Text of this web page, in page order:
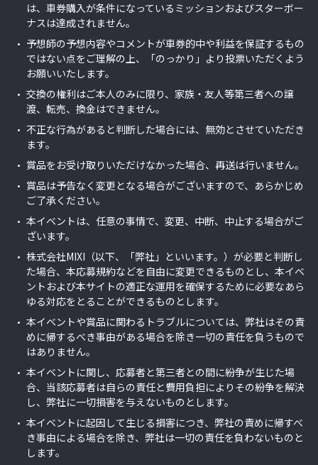
は、車券購入が条件になっているミッションおよびスターボー
ナスは達成されません。
予想師の予想内容やコメントが車券的中や利益を保証するもの
ではない点をご理解の上、「のっかり」より投票いただくよう
お願いいたします。
交換の権利はご本人のみに限り、家族・友人等第三者への譲
渡、転売、換金はできません。
不正な行為があると判断した場合には、無効とさせていただき
ます。
賞品をお受け取りいただけなかった場合、再送は行いません。
賞品は予告なく変更となる場合がございますので、あらかじめ
ご了承ください。
本イベントは、任意の事情で、変更、中断、中止する場合がご
ざいます。
株式会社MIXI（以下、「弊社」といいます。）が必要と判断し
た場合、本応募規約などを自由に変更できるものとし、本イベ
ントおよび本サイトの適正な運用を確保するために必要なあら
ゆる対応をとることができるものとします。
本イベントや賞品に関わるトラブルについては、弊社はその責
めに帰するべき事由がある場合を除き一切の責任を負うもので
はありません。
本イベントに関し、応募者と第三者との間に紛争が生じた場
合、当該応募者は自らの責任と費用負担によりその紛争を解決
し、弊社に一切損害を与えないものとします。
本イベントに起因して生じる損害につき、弊社の責めに帰すべ
き事由による場合を除き、弊社は一切の責任を負わないものと
します。